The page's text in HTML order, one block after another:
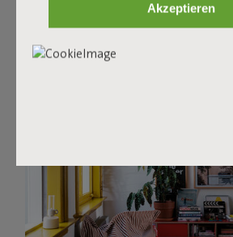
Akzeptieren
Point, ähm... Punkt. Hast du Lust, beim
Lieblingsbuchs oder bei deiner
faulenzen? Dann stelle ihn als